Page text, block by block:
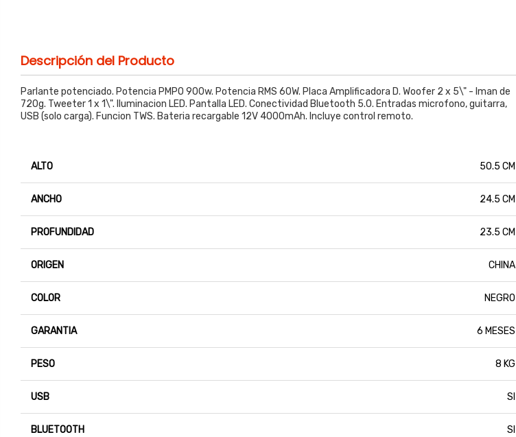
Descripción del Producto
Parlante potenciado. Potencia PMPO 900w. Potencia RMS 60W. Placa Amplificadora D. Woofer 2 x 5\" - Iman de
720g. Tweeter 1 x 1\". Iluminacion LED. Pantalla LED. Conectividad Bluetooth 5.0. Entradas microfono, guitarra,
USB (solo carga). Funcion TWS. Bateria recargable 12V 4000mAh. Incluye control remoto.
ALTO 50.5 CM
ANCHO 24.5 CM
PROFUNDIDAD 23.5 CM
ORIGEN CHINA
COLOR NEGRO
GARANTIA 6 MESES
PESO 8 KG
USB SI
BLUETOOTH SI